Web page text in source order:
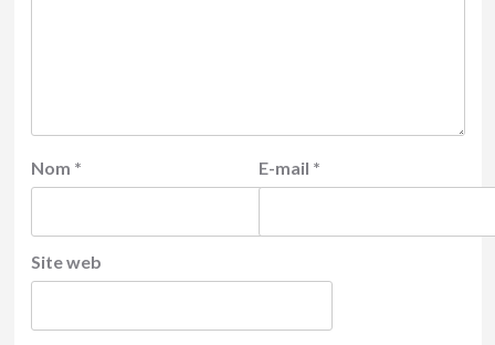
Nom * E-mail *
Site web